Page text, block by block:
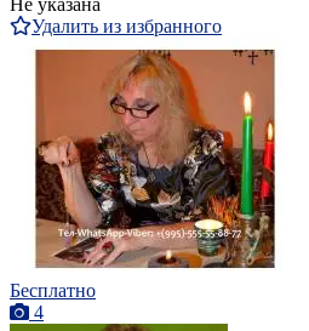
Удалить из избранного
Бесплатно
4